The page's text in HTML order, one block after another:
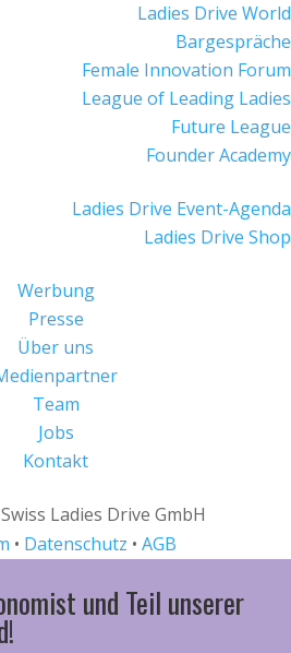
Ladies Drive World
Bargespräche
Female Innovation Forum
League of Leading Ladies
Future League
Founder Academy
Ladies Drive Event-Agenda
Ladies Drive Shop
Werbung
Presse
Über uns
Team
Jobs
Kontakt
Ladies Drive GmbH
• Datenschutz • AGB
und Teil unserer